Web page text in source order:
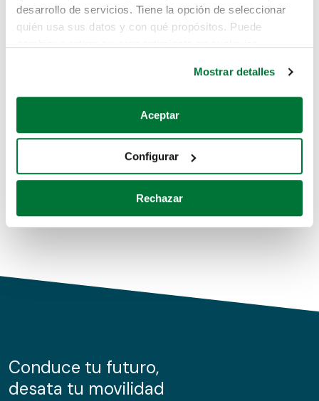
desarrollo de servicios. Tiene la opción de seleccionar
quién usa sus datos y con qué propósitos. Puede
Si lo permite, también quisiéramos:
Recopilar información sobre su ubicación geográfica
Identificar su dispositivo analizándolo activamente
para buscar características específicas (huellas
Obtenga más información sobre cómo se procesan sus
de cookies.
información sobre el uso que haga del sitio web con
nuestros partners de redes sociales, publicidad y análisis
Mostrar detalles
Aceptar
Configurar
Rechazar
Pero puedes encontrar el coche que estás
buscando en alguno de estos enlaces:
Coches de segunda mano
Coches de km0
Conduce tu futuro,
desata tu movilidad